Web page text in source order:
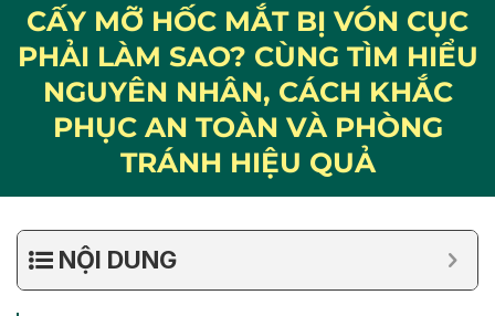
CẤY MỠ HỐC MẮT BỊ VÓN CỤC
PHẢI LÀM SAO? CÙNG TÌM HIỂU
NGUYÊN NHÂN, CÁCH KHẮC
PHỤC AN TOÀN VÀ PHÒNG
TRÁNH HIỆU QUẢ
NỘI DUNG